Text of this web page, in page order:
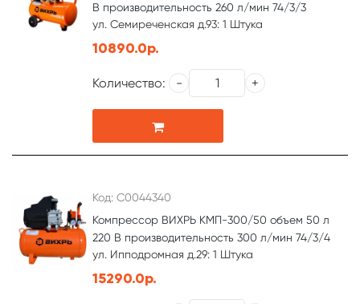
В производительность 260 л/мин 74/3/3
ул. Семиреченская д.93: 1 Штука
10890.0р.
Количество:
Код: С0044340
Компрессор ВИХРЬ КМП-300/50 объем 50 л
220 В производительность 300 л/мин 74/3/4
ул. Ипподромная д.29: 1 Штука
15290.0р.